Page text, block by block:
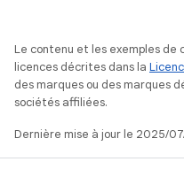
Le contenu et les exemples de
licences décrites dans la
des marques ou des marques
sociétés affiliées.
Dernière mise à jour le 2025/